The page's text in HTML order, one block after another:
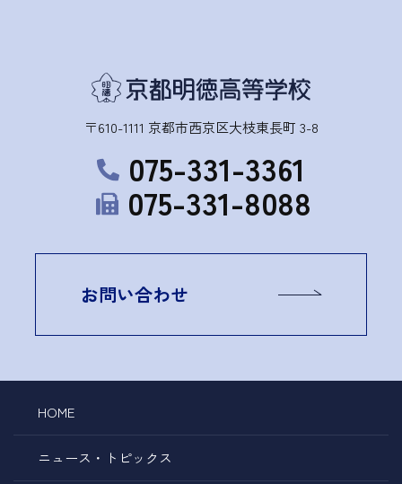
〒610-1111 京都市西京区大枝東長町 3-8
075-331-3361
075-331-8088
お問い合わせ
HOME
ニュース・トピックス